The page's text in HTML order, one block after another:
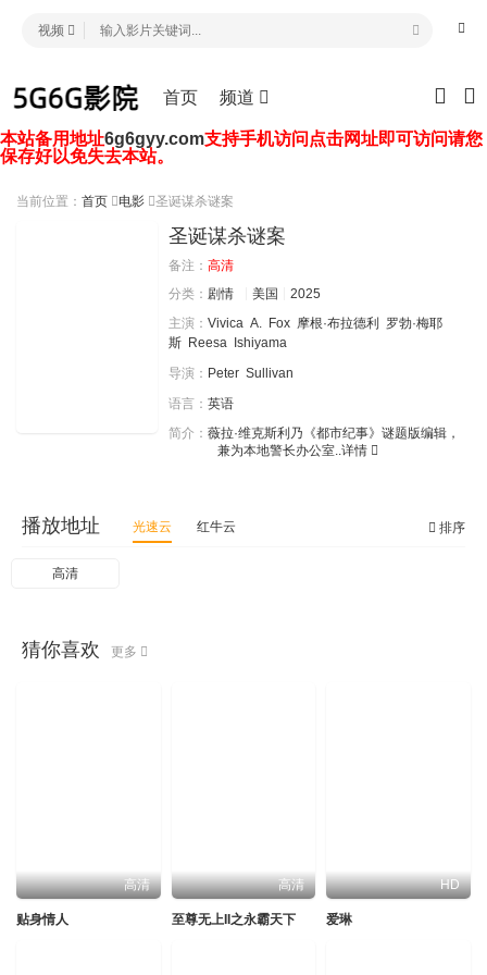
首页 频道
视频
本站备用地址6g6gyy.com支持手机访问点击网址即可访问请您
保存好以免失去本站。
当前位置： 首页 电影 圣诞谋杀谜案
圣诞谋杀谜案
备注： 高清
分类： 剧情 美国
2025
主演： Vivica A. Fox 摩根·布拉德利
罗勃·梅耶
斯 Reesa
Ishiyama
导演： Peter Sullivan
语言： 英语
简介： 薇拉·维克斯利乃《都市纪事》谜题版编辑，
兼为本地警长办公室..详情
排序
播放地址 光速云 红牛云
高清
猜你喜欢 更多
高清
贴身情人
高清
至尊无上II之永霸天下
HD
爱琳